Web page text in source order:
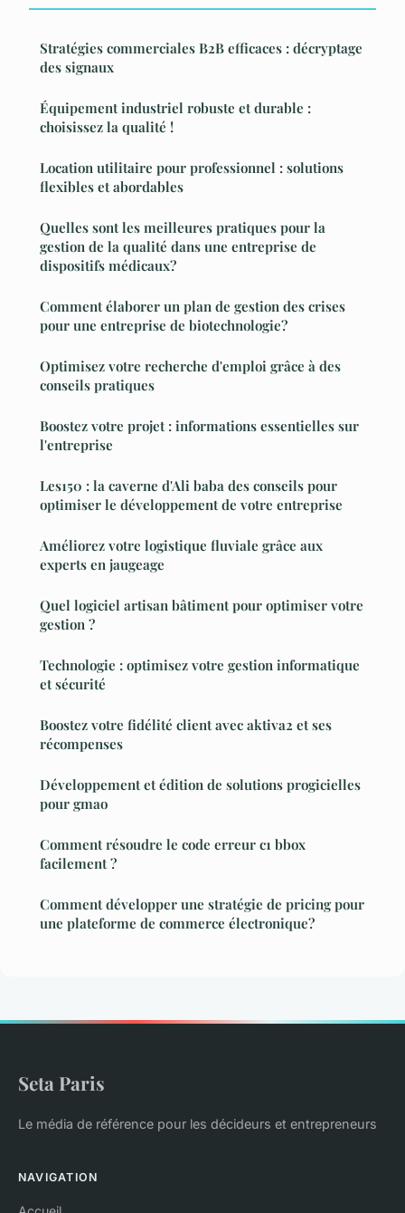
Stratégies commerciales B2B efficaces : décryptage
des signaux
Équipement industriel robuste et durable :
choisissez la qualité !
Location utilitaire pour professionnel : solutions
flexibles et abordables
Quelles sont les meilleures pratiques pour la
gestion de la qualité dans une entreprise de
dispositifs médicaux?
Comment élaborer un plan de gestion des crises
pour une entreprise de biotechnologie?
Optimisez votre recherche d'emploi grâce à des
conseils pratiques
Boostez votre projet : informations essentielles sur
l'entreprise
Les150 : la caverne d'Ali baba des conseils pour
optimiser le développement de votre entreprise
Améliorez votre logistique fluviale grâce aux
experts en jaugeage
Quel logiciel artisan bâtiment pour optimiser votre
gestion ?
Technologie : optimisez votre gestion informatique
et sécurité
Boostez votre fidélité client avec aktiva2 et ses
récompenses
Développement et édition de solutions progicielles
pour gmao
Comment résoudre le code erreur c1 bbox
facilement ?
Comment développer une stratégie de pricing pour
une plateforme de commerce électronique?
Seta Paris
Le média de référence pour les décideurs et entrepreneurs
NAVIGATION